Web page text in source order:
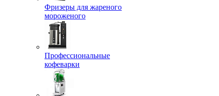
Фризеры для жареного
мороженого
Профессиональные
кофеварки